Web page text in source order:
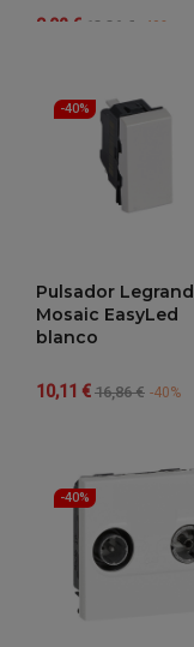
Precio
8,02 € Precio
13,36 € -40%
-40%
Pulsador Legrand
Mosaic EasyLed
blanco
Precio
10,11 €Precio
16,86 € -40%
-40%